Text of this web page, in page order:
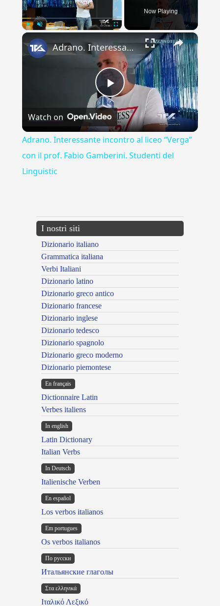
Now Playing
×
Play
Video
Adrano. Interessante incontro al liceo “Verga” con il prof. Fabio Gamberini. Studenti del Linguistic
Watch on
Adrano. Interessante incontro al liceo “Verga”
con il prof. Fabio Gamberini. Studenti del
Linguistic
I nostri siti
Dizionario italiano
Grammatica italiana
Verbi Italiani
Dizionario latino
Dizionario greco antico
Dizionario francese
Dizionario inglese
Dizionario tedesco
Dizionario spagnolo
Dizionario greco moderno
Dizionario piemontese
En français
Dictionnaire Latin
Verbes italiens
In english
Latin Dictionary
Italian Verbs
In Deutsch
Italienische Verben
En español
Los verbos italianos
Em portugues
Os verbos italianos
По русски
Итальянские глаголы
Στα ελληνικά
Ιταλικό Λεξικό